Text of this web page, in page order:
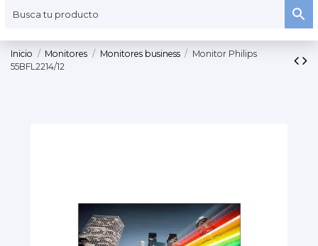
Inicio Monitores Monitores business
Monitor Philips
55BFL2214/12